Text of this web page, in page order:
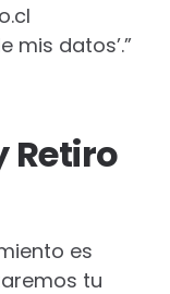
mis datos’.”
Retiro
es
tu